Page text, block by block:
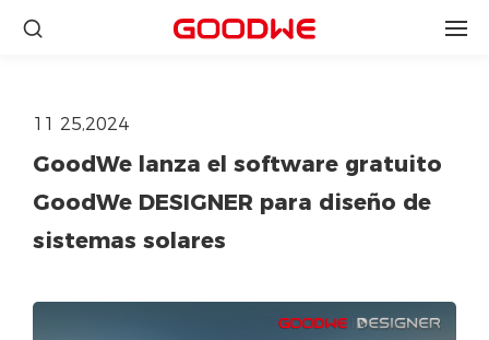
11 25,2024
GoodWe lanza el software gratuito
GoodWe DESIGNER para diseño de
sistemas solares